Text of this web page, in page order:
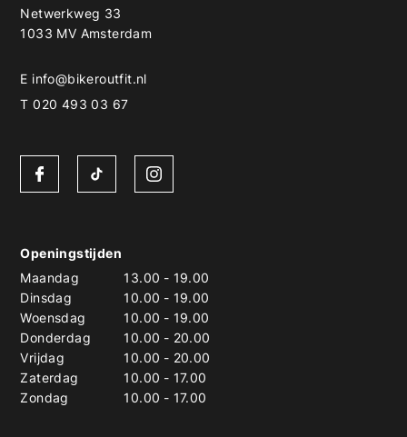
Netwerkweg 33
1033 MV Amsterdam
E info@bikeroutfit.nl
T 020 493 03 67
Openingstijden
Maandag
13.00 - 19.00
Dinsdag
10.00 - 19.00
Woensdag
10.00 - 19.00
Donderdag
10.00 - 20.00
Vrijdag
10.00 - 20.00
Zaterdag
10.00 - 17.00
Zondag
10.00 - 17.00